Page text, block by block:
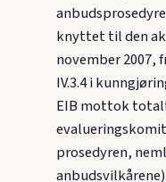
knyttet til den
november
IV.3.4 i
EIB mottok
prosedyren,